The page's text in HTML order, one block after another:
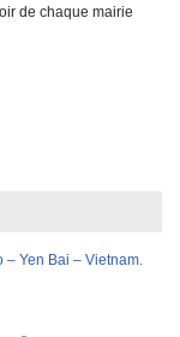
de chaque mairie
Yen Bai – Vietnam.